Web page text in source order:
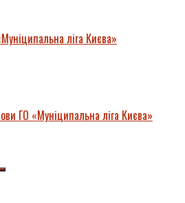
ліга Києва»
ГО «Муніципальна ліга Києва»